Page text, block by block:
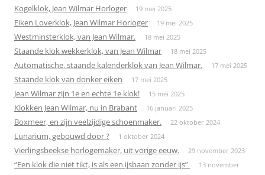
Kogelklok, Jean Wilmar Horloger 19 mei 2025
Eiken Loverklok, Jean Wilmar Horloger 19 mei 2025
Westminsterklok, van Jean Wilmar. 18 mei 2025
Staande klok wekkerklok, van Jean Wilmar 18 mei 2025
Automatische, staande kalenderklok van Jean Wilmar. 17 mei 2025
Staande klok van donker eiken 17 mei 2025
Jean Wilmar zijn 1e en echte 1e klok! 15 mei 2025
Klokken Jean Wilmar, nu in Brabant 16 januari 2025
Boxmeer, en zijn veelzijdige schoenmaker. 22 oktober 2024
Lunarium, gebouwd door ? 1 oktober 2024
Vierlingsbeekse horlogemaker, uit vorige eeuw. 29 november 2023
“Een klok die niet tikt, is als een ijsbaan zonder ijs”
13 november